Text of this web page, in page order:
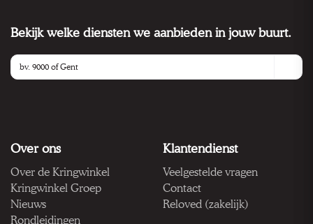
Bekijk welke diensten we aanbieden in jouw buurt.
Over ons
Over de Kringwinkel
Kringwinkel Groep
Nieuws
Rondleidingen
Klantendienst
Veelgestelde vragen
Contact
Reloved (zakelijk)